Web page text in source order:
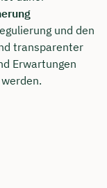
und den
transparenter
Erwartungen